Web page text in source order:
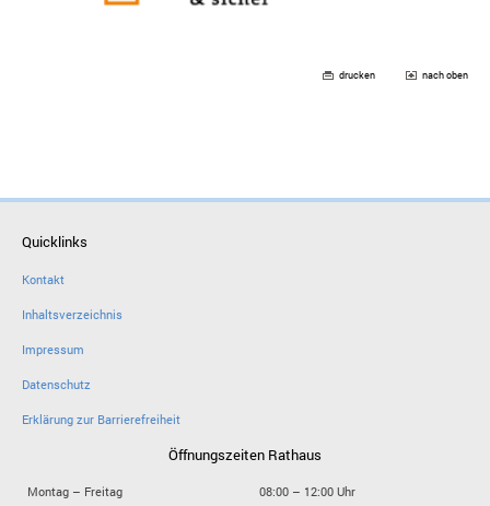
drucken nach oben
Quicklinks
Kontakt
Inhaltsverzeichnis
Impressum
Datenschutz
Erklärung zur Barrierefreiheit
Öffnungszeiten Rathaus
Montag – Freitag
08:00 – 12:00 Uhr